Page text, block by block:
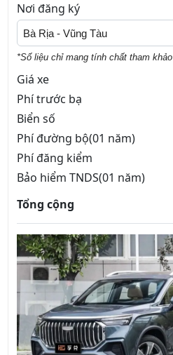
Nơi đăng ký
Bà Rịa - Vũng Tàu
*Số liệu chỉ mang tính chất tham khảo
Giá xe
Phí trước bạ
Biển số
Phí đường bộ(01 năm)
Phí đăng kiểm
Bảo hiểm TNDS(01 năm)
Tổng cộng